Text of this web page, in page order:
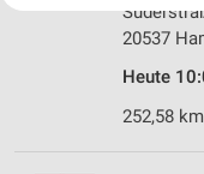
20537
Heute
252,58 km
Website/App.
Partnerliste anzeigen
Wir nutzen Ihre Daten für
IAB-Verarbeitungszwecke: